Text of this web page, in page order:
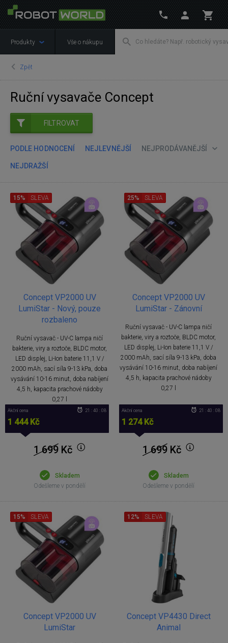
Produkty Vše o nákupu
Zpět
Ruční vysavače Concept
FILTROVAT
PODLE HODNOCENÍ NEJLEVNĚJŠÍ NEJPRODÁVANĚJŠÍ
NEJDRAŽŠÍ
Concept VP2000 UV
LumiStar - Nový, pouze
rozbaleno
Ruční vysavač - UV-C lampa ničí
bakterie, viry a roztoče, BLDC motor,
LED displej, Li-Ion baterie 11,1 V /
2000 mAh, sací síla 9-13 kPa, doba
vysávání 10-16 minut, doba nabíjení
4,5 h, kapacita prachové nádoby
0,27 l
15% SLEVA
Akční cena
1 444 Kč
21 : 40 : 08
1 699 Kč
Skladem
Odešleme v pondělí
Concept VP2000 UV
LumiStar - Zánovní
Ruční vysavač - UV-C lampa ničí
bakterie, viry a roztoče, BLDC motor,
LED displej, Li-Ion baterie 11,1 V /
2000 mAh, sací síla 9-13 kPa, doba
vysávání 10-16 minut, doba nabíjení
4,5 h, kapacita prachové nádoby
0,27 l
25% SLEVA
Akční cena
1 274 Kč
21 : 40 : 08
1 699 Kč
Skladem
Odešleme v pondělí
Concept VP2000 UV
LumiStar
15% SLEVA
Concept VP4430 Direct
Animal
12% SLEVA